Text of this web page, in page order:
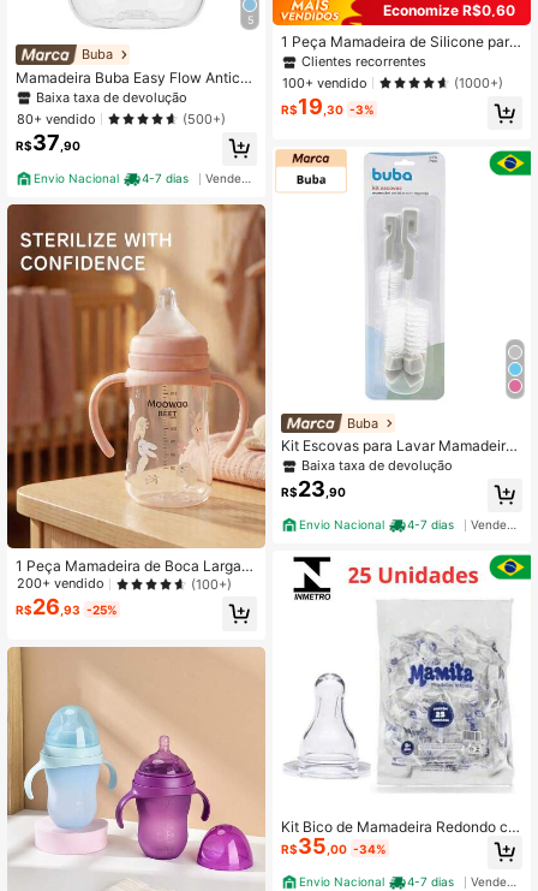
5
Buba
Mamadeira Buba Easy Flow Anticóli
ca 120ml
Baixa taxa de devolução
80+ vendido
(500+)
R$37 ,90
Envio Nacional 4-7 dias Vendedor Indicado
1 Peça Mamadeira de Boca Larga c
om Design de Coelho Anti-Queda e
Anti-Cólica, Adequada para Aliment
ação de Bebês, Essenciais para Re
200+ vendido (100+)
R$26 ,93 -25%
Economize R$0,60
1 Peça Mamadeira de Silicone para
Bebê de 150ml/180ml/240ml/330m
l com Alça, Gargalo Largo Anti-Cóli
ca, Material Macio, Durável para Us
o Diário
Clientes recorrentes
100+ vendido
(1000+)
R$19 ,30 -3%
Buba
Kit Escovas para Lavar Mamadeira
e Bico com Esponja Buba
Baixa taxa de devolução
R$23 ,90
Envio Nacional 4-7 dias Vendedor Indicado
Kit Bico de Mamadeira Redondo c/2
5 unidades
R$35 ,00 -34%
Envio Nacional 4-7 dias Vendedor Indicado